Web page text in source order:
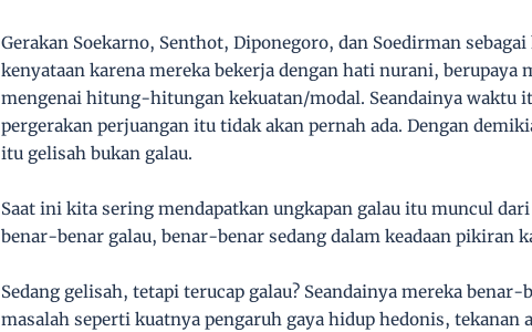
Gerakan Soekarno, Senthot, Diponegoro, dan Soedirman
kenyataan karena mereka bekerja dengan hati nurani, berupaya
mengenai hitung-hitungan kekuatan/modal. Seandainya waktu
pergerakan perjuangan itu tidak akan pernah ada. Dengan
itu gelisah bukan galau.
Saat ini kita sering mendapatkan ungkapan galau itu muncul
benar-benar galau, benar-benar sedang dalam keadaan pikiran
Sedang gelisah, tetapi terucap galau? Seandainya mereka
masalah seperti kuatnya pengaruh gaya hidup hedonis,